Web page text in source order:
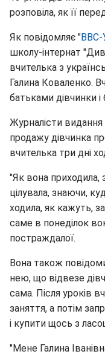
розповіла, як її
Як повідомляє "
школу-інтернат
вчителька з
Галина Коваленко.
батьками дівчинки
Журналісти
продажу дівчинка
вчителька три дні
"Як вона приходила,
цілувала, знаючи,
ходила, як кажуть,
саме в понеділок
постраждалої.
Вона також
нею, що відвезе
сама. Після уроків
заняття, а потім
і купити щось з
"Мене Галина